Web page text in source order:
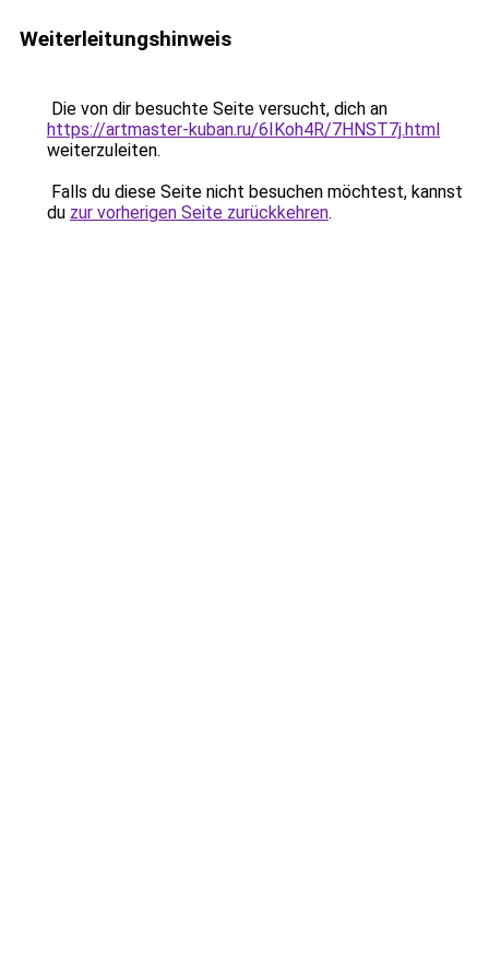
Weiterleitungshinweis
Die von dir besuchte Seite versucht, dich an
https://artmaster-kuban.ru/6IKoh4R/7HNST7j.html
weiterzuleiten.
Falls du diese Seite nicht besuchen möchtest, kannst
du zur vorherigen Seite zurückkehren.